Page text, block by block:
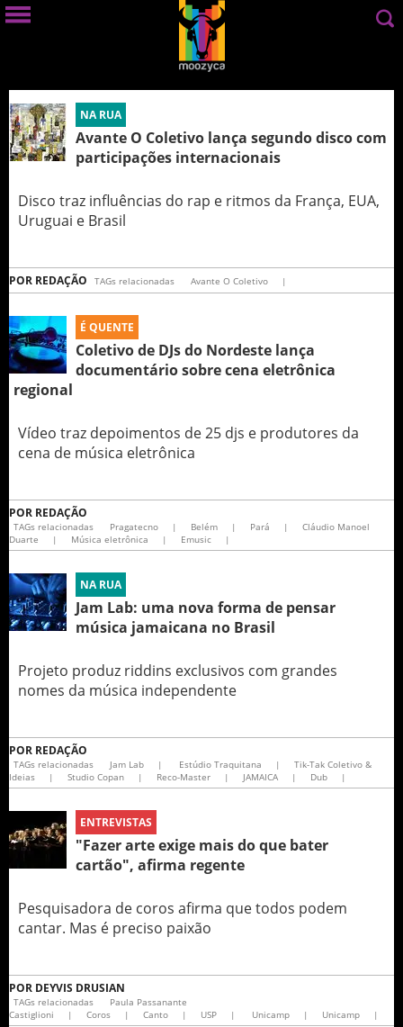
NA RUA
Avante O Coletivo lança segundo disco com
participações internacionais
Disco traz influências do rap e ritmos da França, EUA,
Uruguai e Brasil
POR REDAÇÃO TAGs relacionadas Avante O Coletivo |
É QUENTE
Coletivo de DJs do Nordeste lança
documentário sobre cena eletrônica
regional
Vídeo traz depoimentos de 25 djs e produtores da
cena de música eletrônica
POR REDAÇÃO
TAGs relacionadas Pragatecno | Belém | Pará |
Cláudio Manoel
Duarte
| Música eletrônica | Emusic |
NA RUA
Jam Lab: uma nova forma de pensar
música jamaicana no Brasil
Projeto produz riddins exclusivos com grandes
nomes da música independente
POR REDAÇÃO
TAGs relacionadas Jam Lab | Estúdio Traquitana |
Tik-Tak Coletivo &
Ideias
| Studio Copan | Reco-Master | JAMAICA | Dub |
ENTREVISTAS
"Fazer arte exige mais do que bater
cartão", afirma regente
Pesquisadora de coros afirma que todos podem
cantar. Mas é preciso paixão
POR DEYVIS DRUSIAN
TAGs relacionadas
Paula Passanante
Castiglioni
| Coros | Canto | USP | Unicamp | Unicamp |